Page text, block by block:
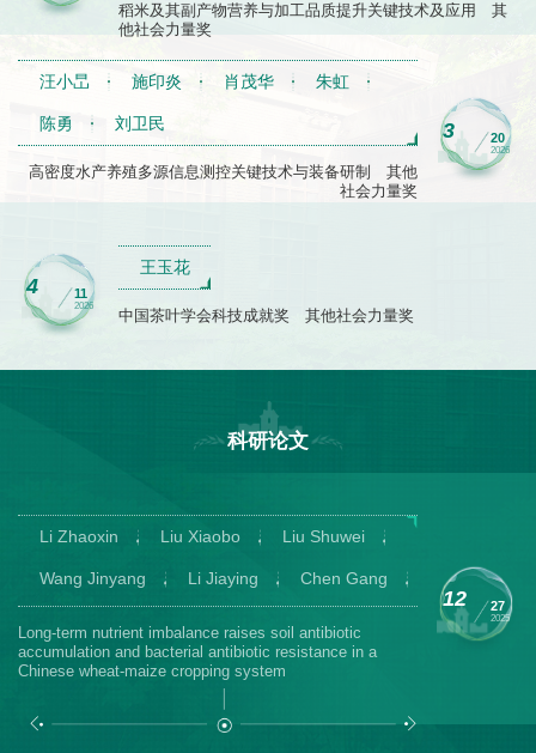
稻米及其副产物营养与加工品质提升关键技术及应用 其
他社会力量奖
3 20
2026
汪小旵 施印炎 肖茂华 朱虹
陈勇 刘卫民
高密度水产养殖多源信息测控关键技术与装备研制 其他
社会力量奖
4 11
2026
王玉花
中国茶叶学会科技成就奖 其他社会力量奖
科研论文
27
Liu Shuwei
Li Jiaying Chen Gang
raises soil antibiotic
antibiotic resistance in a
system
Zheng Yuying
Liu Yu Zhang
Hu Jian Yang
Iron (II)-EDTA alleviate
ion balance in halophyte